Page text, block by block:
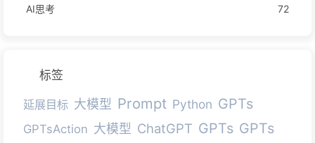
AI思考
72
标签
延展目标 大模型 Prompt Python GPTs
GPTsAction 大模型 ChatGPT GPTs GPTs